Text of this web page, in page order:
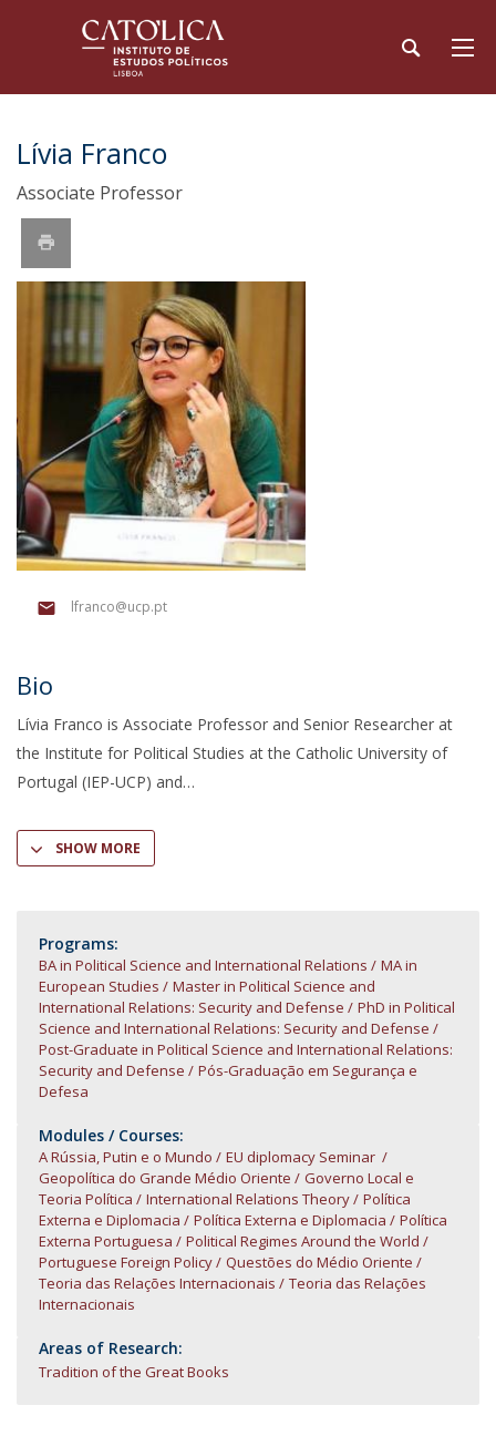
Lívia Franco
Associate Professor
lfranco@ucp.pt
Bio
Lívia Franco is Associate Professor and Senior Researcher at
the Institute for Political Studies at the Catholic University of
Portugal (IEP-UCP) and
SHOW MORE
Programs:
BA in Political Science and International Relations
MA in
European Studies
Master in Political Science and
International Relations: Security and Defense
PhD in Political
Science and International Relations: Security and Defense
Post-Graduate in Political Science and International Relations:
Security and Defense
Pós-Graduação em Segurança e
Defesa
Modules / Courses:
A Rússia, Putin e o Mundo
EU diplomacy Seminar
Geopolítica do Grande Médio Oriente
Governo Local e
Teoria Política
International Relations Theory
Política
Externa e Diplomacia
Política Externa e Diplomacia
Política
Externa Portuguesa
Political Regimes Around the World
Portuguese Foreign Policy
Questões do Médio Oriente
Teoria das Relações Internacionais
Teoria das Relações
Internacionais
Areas of Research:
Tradition of the Great Books